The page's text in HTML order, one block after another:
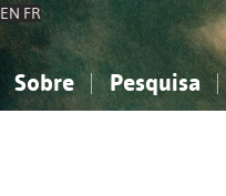
EN FR
Sobre Pesquisa